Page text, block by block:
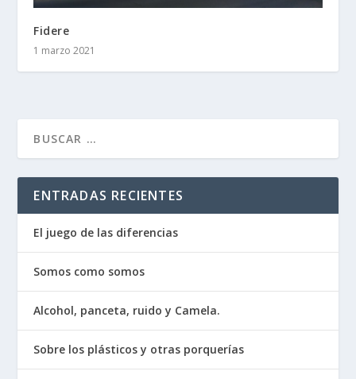
Fidere
1 marzo 2021
ENTRADAS RECIENTES
El juego de las diferencias
Somos como somos
Alcohol, panceta, ruido y Camela.
Sobre los plásticos y otras porquerías